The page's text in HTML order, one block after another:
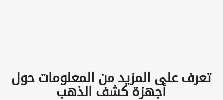
تعرف على المزيد من المعلومات حول
أجهزة كشف الذهب